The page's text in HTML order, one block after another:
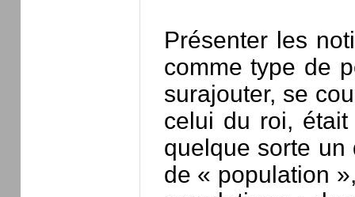
Présenter les
comme type de
surajouter, se
celui du roi,
quelque sorte un
de « population